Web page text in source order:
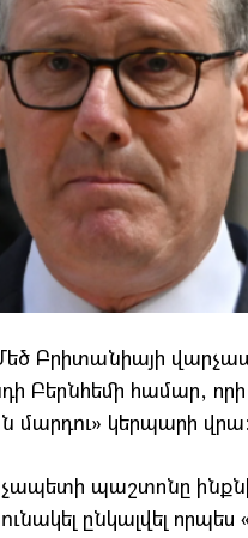
Բրիտանիայի
Բերնհեմի համար,
մարդու» կերպարի վրա։
պաշտոնը
ընկալվել